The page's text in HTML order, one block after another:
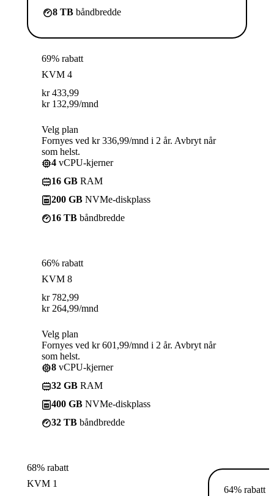
8 TB båndbredde
69% rabatt
KVM 4
kr 433,99
kr 132,99/mnd
Velg plan
Fornyes ved kr 336,99/mnd i 2 år. Avbryt når
som helst.
4 vCPU-kjerner
16 GB RAM
200 GB NVMe-diskplass
16 TB båndbredde
66% rabatt
KVM 8
kr 782,99
kr 264,99/mnd
Velg plan
Fornyes ved kr 601,99/mnd i 2 år. Avbryt når
som helst.
8 vCPU-kjerner
32 GB RAM
400 GB NVMe-diskplass
32 TB båndbredde
68% rabatt
KVM 1
64% rabatt